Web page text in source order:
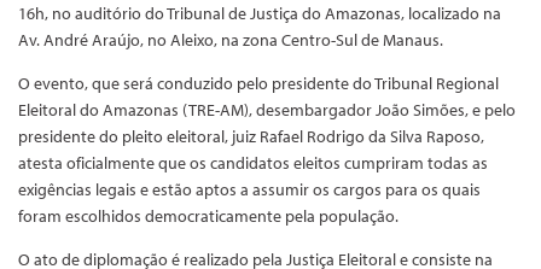
16h, no auditório do Tribunal de Justiça do Amazonas, localizado na
Av. André Araújo, no Aleixo, na zona Centro-Sul de Manaus.
O evento, que será conduzido pelo presidente do Tribunal Regional
Eleitoral do Amazonas (TRE-AM), desembargador João Simões, e pelo
presidente do pleito eleitoral, juiz Rafael Rodrigo da Silva Raposo,
atesta oficialmente que os candidatos eleitos cumpriram todas as
exigências legais e estão aptos a assumir os cargos para os quais
foram escolhidos democraticamente pela população.
O ato de diplomação é realizado pela Justiça Eleitoral e consiste na